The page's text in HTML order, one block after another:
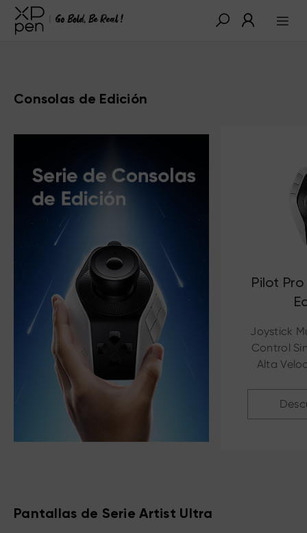
Consolas de Edición
Pilot
Joystick
Control
Alta
Pantallas de Serie Artist Ultra